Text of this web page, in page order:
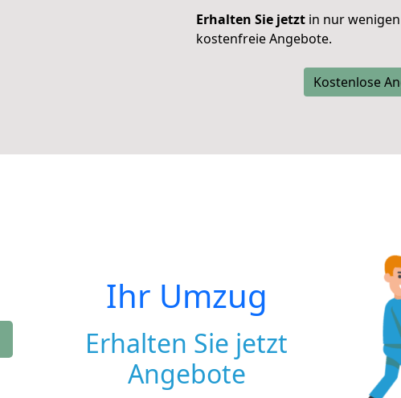
Erhalten Sie jetzt in nur
kostenfreie Angebote.
Kostenlose
Ihr Umzug
Erhalten Sie jetzt
Angebote